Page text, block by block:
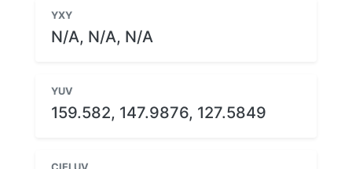
YXY
N/A, N/A, N/A
YUV
159.582, 147.9876, 127.5849
CIELUV